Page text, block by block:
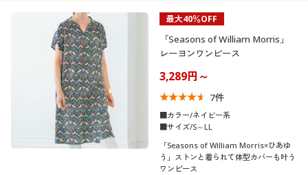
会員メニュー
マイページ
閲覧履歴
お気に入り
ハイネック
コットン・綿100 ナイロン
ガーゼ サテン
シルク スウェット
デニム
機能・特徴
ウォッシャブル(洗
える)
冷感・涼感
ＵＶカット・紫外線
対策
吸汗速乾
シーン
フォーマル
テイスト
フェミニン
着用感
最大40％OFF
「Seasons of William Morris」
レーヨンワンピース
3,289円～
7件
■カラー/ネイビー系
■サイズ/S～LL
「Seasons of William Morris×ひあゆ
う」ストンと着られて体型カバーも叶う
ワンピース